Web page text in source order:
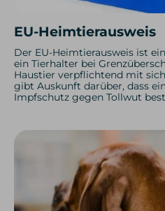
EU-Heimtierausweis
Der EU-Heimtierausweis ist
ein Tierhalter bei
Haustier verpflichtend mit
gibt Auskunft darüber, dass
Impfschutz gegen Tollwut